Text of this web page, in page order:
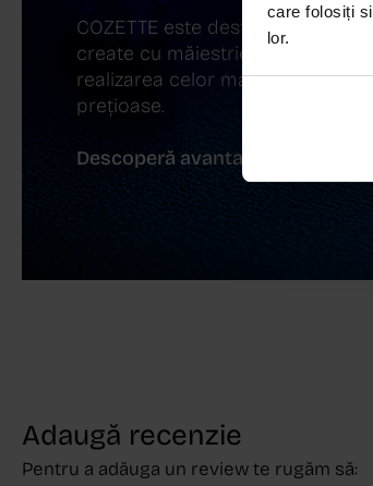
care folosiți
lor.
COZETTE este destinația ta de
create cu măiestrie și pasiune.
realizarea celor mai sofisticate
prețioase.
Descoperă avantajele de a
Adaugă recenzie
Pentru a adăuga un review te rugăm să: